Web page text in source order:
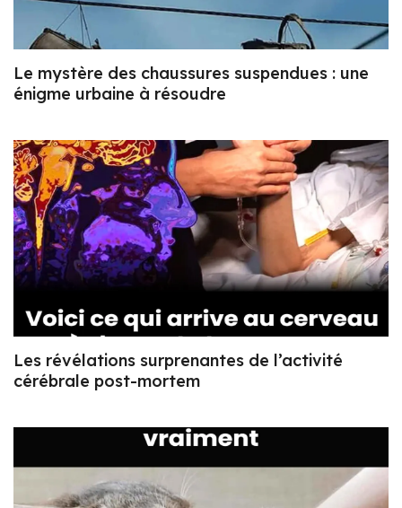
Le mystère des chaussures suspendues : une
énigme urbaine à résoudre
Les révélations surprenantes de l’activité
cérébrale post-mortem